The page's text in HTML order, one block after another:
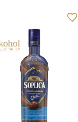
favorite_border